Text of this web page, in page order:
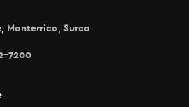
Monterrico, Surco
7200